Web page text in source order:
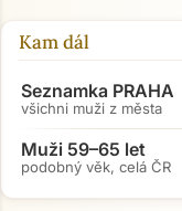
Kam dál
Seznamka PRAHA
všichni muži z města
Muži 59–65 let
podobný věk, celá ČR